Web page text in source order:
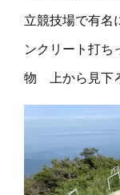
立競技場で有
ンクリート打
物 上から見下